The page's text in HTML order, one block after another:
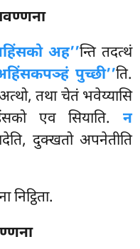
अह’’न्ति तदत्थं
पुच्छी’’ति.
तथा चेतं भवेय्यासि
एव सियाति. न
दुक्खतो अपनेतीति